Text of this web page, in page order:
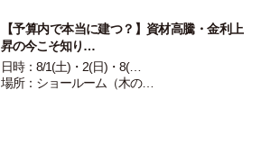
【予算内で本当に建つ？】資材高騰・金利上
昇の今こそ知り…
日時：8/1(土)・2(日)・8(…
場所：ショールーム（木の…